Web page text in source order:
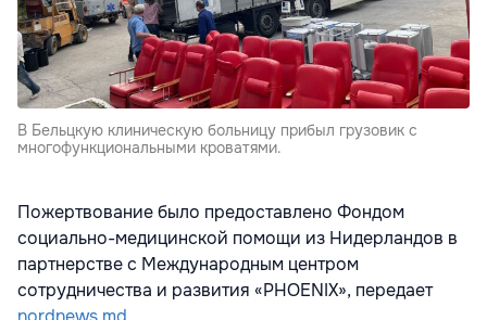
В Бельцкую клиническую больницу прибыл грузовик с
многофункциональными кроватями.
Пожертвование было предоставлено Фондом
социально-медицинской помощи из Нидерландов в
партнерстве с Международным центром
сотрудничества и развития «PHOENIX», передает